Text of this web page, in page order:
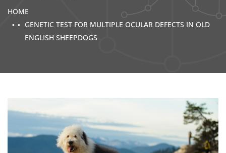
HOME
GENETIC TEST FOR MULTIPLE OCULAR DEFECTS IN OLD
ENGLISH SHEEPDOGS